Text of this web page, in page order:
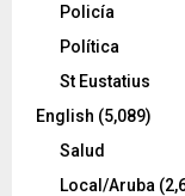
Policía
Política
St Eustatius
English (5,089)
Salud
Local/Aruba